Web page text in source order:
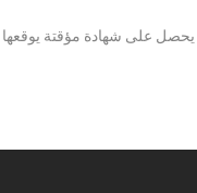
على شهادة مؤقتة يوقعها